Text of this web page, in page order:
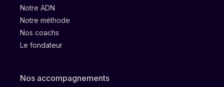
Notre ADN
Notre méthode
Nos coachs
Le fondateur
Nos accompagnements